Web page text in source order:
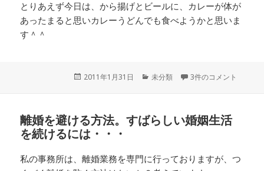
とりあえず今日は、から揚げとビールに、カレーが体が
あったまると思いカレーうどんでも食べようかと思いま
す＾＾
投
2011年1月31日
カ
ー
未分類 3件のコメント
離婚を避ける方法。すばらしい婚姻生活
を続けるには・・・
私の事務所は、離婚業務を専門に行っておりますが、つ